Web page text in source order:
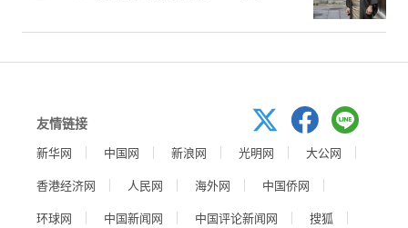
友情链接
新华网 中国网 新浪网 光明网
大公网
香港经济网
人民网 海外网
中国侨网
环球网
中国新闻网 中国评论新闻网
搜狐